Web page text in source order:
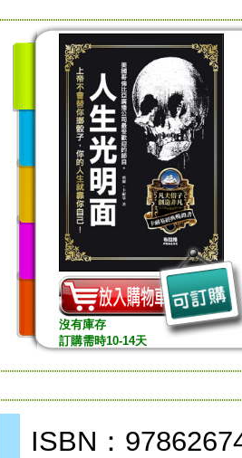
沒有庫存
訂購需時10-14天
ISBN：